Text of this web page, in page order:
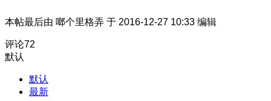
本帖最后由 啷个里格弄 于 2016-12-27 10:33 编辑
评论72
默认
默认
最新